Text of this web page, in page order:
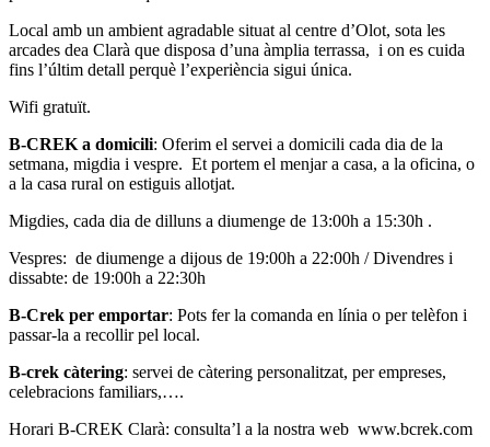
Local amb un ambient agradable situat al centre d’Olot, sota les
arcades dea Clarà que disposa d’una àmplia terrassa, i on es cuida
fins l’últim detall perquè l’experiència sigui única.
Wifi gratuït.
B-CREK a domicili: Oferim el servei a domicili cada dia de la
setmana, migdia i vespre. Et portem el menjar a casa, a la oficina, o
a la casa rural on estiguis allotjat.
Migdies, cada dia de dilluns a diumenge de 13:00h a 15:30h .
Vespres: de diumenge a dijous de 19:00h a 22:00h / Divendres i
dissabte: de 19:00h a 22:30h
B-Crek per emportar: Pots fer la comanda en línia o per telèfon i
passar-la a recollir pel local.
B-crek càtering: servei de càtering personalitzat, per empreses,
celebracions familiars,….
Horari B-CREK Clarà: consulta’l a la nostra web www.bcrek.com